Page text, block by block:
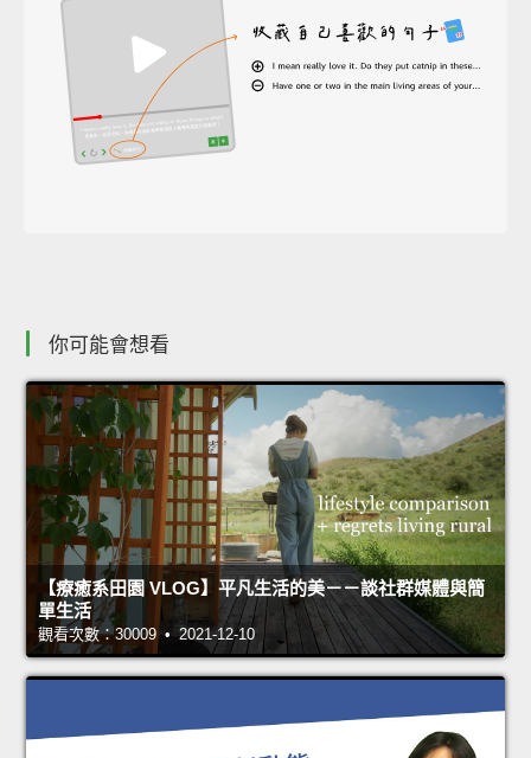
你可能會想看
【療癒系田園 VLOG】平凡生活的美－－談社群媒體與簡
單生活
觀看次數：30009 • 2021-12-10